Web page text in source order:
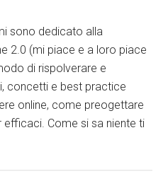
sono dedicato alla
2.0 (mi piace e a loro piace
di rispolverare e
concetti e best practice
online, come preogettare
Come si sa niente ti